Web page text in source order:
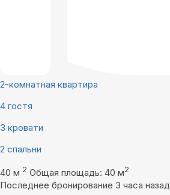
2-комнатная квартира
4 гостя
3 кровати
2 спальни
40 м 2 Общая площадь: 40 м2
Последнее бронирование 3 часа назад